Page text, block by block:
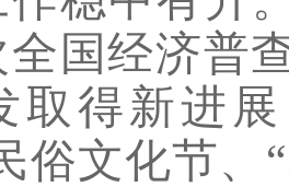
国经济普
取得新进
俗文化节、